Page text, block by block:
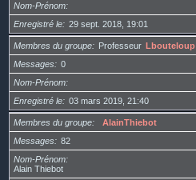
Nom-Prénom
Enregistré le
29 sept. 2018, 19:01
Membres du groupe Professeur Lbouteloup
Messages
0
Nom-Prénom
Enregistré le
03 mars 2019, 21:40
Membres du groupe
AlainThiebot
Messages
82
Nom-Prénom
Alain Thiebot